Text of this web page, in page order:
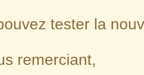
tester la
remerciant,